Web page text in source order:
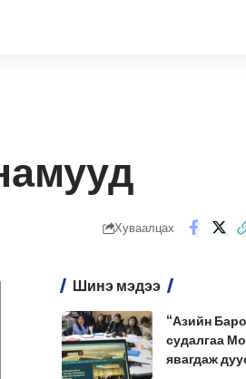
Хуваалцах
Шинэ мэдээ
“Азийн
судалгаа
явагдаж